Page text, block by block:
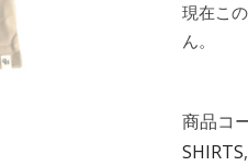
現在こ
ん。
商品コ
SHIRTS,